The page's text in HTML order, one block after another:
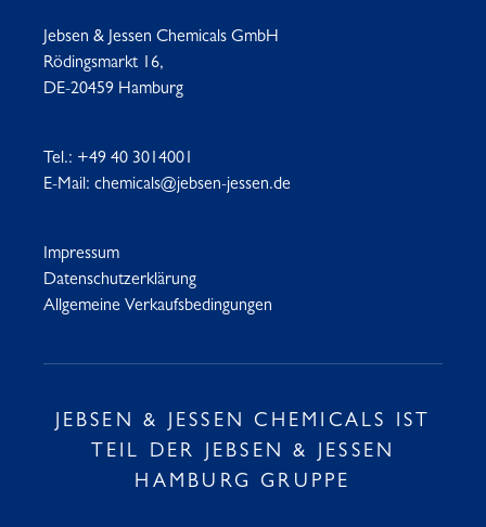
Jebsen & Jessen Chemicals GmbH
Rödingsmarkt 16,
DE-20459 Hamburg
Tel.: +49 40 3014001
E-Mail: chemicals@jebsen-jessen.de
Impressum
Datenschutzerklärung
Allgemeine Verkaufsbedingungen
JEBSEN & JESSEN CHEMICALS IST
TEIL DER JEBSEN & JESSEN
HAMBURG GRUPPE